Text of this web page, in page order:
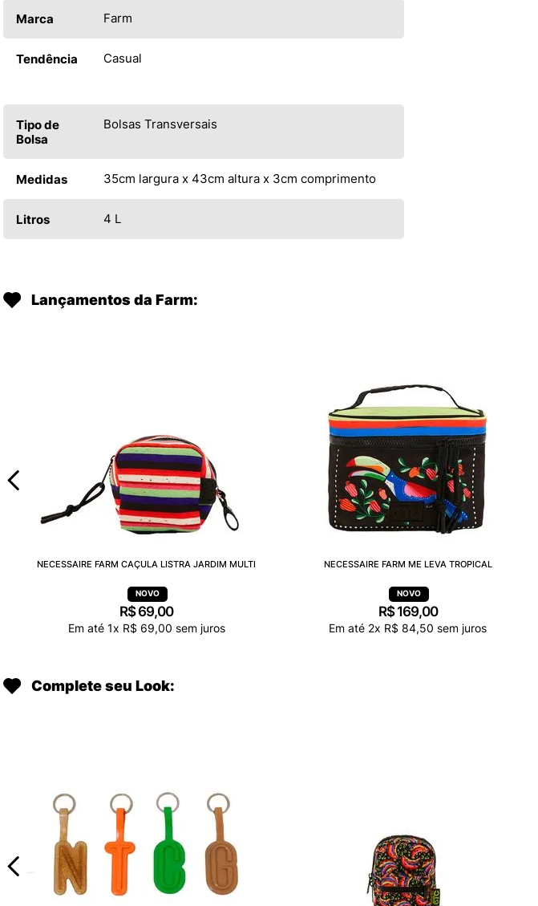
Marca Farm
Tendência Casual
Tipo de
Bolsa
Bolsas Transversais
Medidas 35cm largura x 43cm altura x 3cm comprimento
Litros 4 L
Lançamentos da Farm:
NECESSAIRE FARM CAÇULA LISTRA JARDIM MULTI
R$69,00
Em até 1x R$ 69,00 sem juros
NECESSAIRE FARM ME LEVA TROPICAL
R$ 169,00
Em até 2x R$ 84,50 sem juros
Complete seu Look: